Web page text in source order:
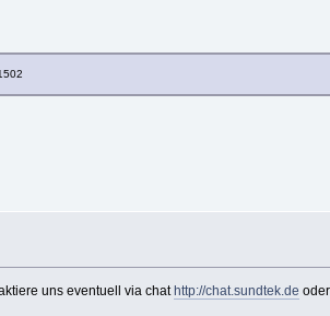
uns eventuell via chathttp://chat.sundtek.de